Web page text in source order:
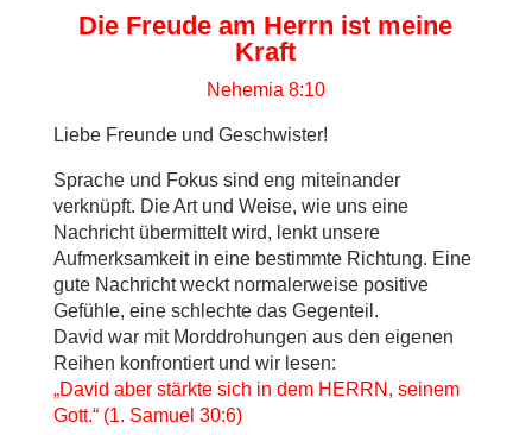
Die Freude am Herrn ist meine
Kraft
Nehemia 8:10
Liebe Freunde und Geschwister!
Sprache und Fokus sind eng miteinander
verknüpft. Die Art und Weise, wie uns eine
Nachricht übermittelt wird, lenkt unsere
Aufmerksamkeit in eine bestimmte Richtung. Eine
gute Nachricht weckt normalerweise positive
Gefühle, eine schlechte das Gegenteil.
David war mit Morddrohungen aus den eigenen
Reihen konfrontiert und wir lesen:
„David aber stärkte sich in dem HERRN, seinem
Gott.“ (1. Samuel 30:6)